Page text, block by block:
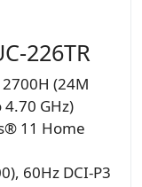
226TR
(24M
GHz)
11 Home
60Hz DCI-P3